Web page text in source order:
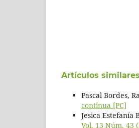
Artículos similares
Pascal Bordes,
continua [PC]
Jesica Estefanía
Vol. 13 Núm. 43